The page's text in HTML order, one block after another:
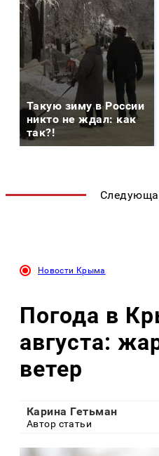
Такую зиму в России
никто не ждал: как
так?!
Новости Крыма
Погода в
августа:
ветер
Карина Гетьман
Автор статьи